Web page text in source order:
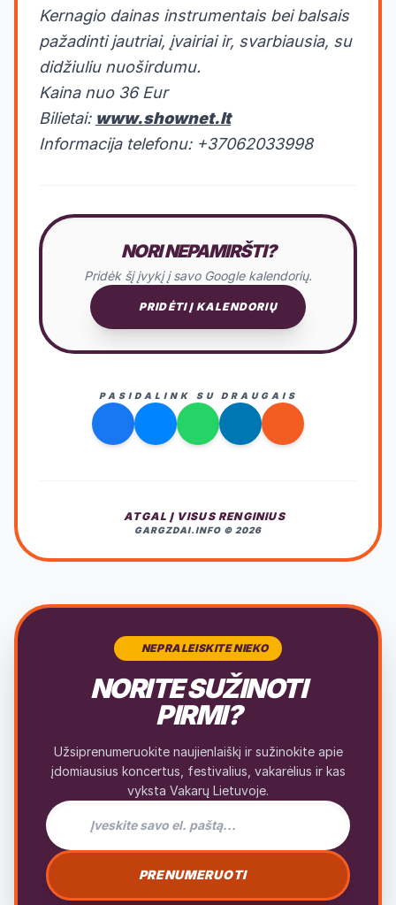
Kernagio dainas instrumentais bei balsais
pažadinti jautriai, įvairiai ir, svarbiausia, su
didžiuliu nuoširdumu.
Kaina nuo 36 Eur
Bilietai: www.shownet.lt
Informacija telefonu: +37062033998
NORI NEPAMIRŠTI?
Pridėk šį įvykį į savo Google kalendorių.
PRIDĖTI Į KALENDORIŲ
PASIDALINK SU DRAUGAIS
ATGAL Į VISUS RENGINIUS
GARGZDAI.INFO © 2026
NEPRALEISKITE NIEKO
NORITE SUŽINOTI
PIRMI?
Užsiprenumeruokite naujienlaiškį ir sužinokite apie
įdomiausius koncertus, festivalius, vakarėlius ir kas
vyksta Vakarų Lietuvoje.
El. pašto adresas naujienlaiškiui
PRENUMERUOTI